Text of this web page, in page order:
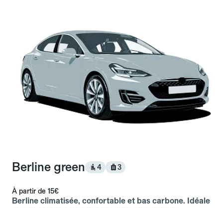
Berline green 4 3
À partir de 15€
Berline climatisée, confortable et bas carbone. Idéale